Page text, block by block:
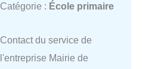
Catégorie : École primaire
Contact du service de
l'entreprise Mairie de